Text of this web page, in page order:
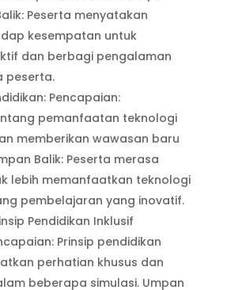
Peserta menyatakan
kesempatan untuk
dan berbagi pengalaman
peserta.
Pencapaian:
pemanfaatan teknologi
memberikan wawasan baru
Balik: Peserta merasa
lebih memanfaatkan teknologi
pembelajaran yang inovatif.
Pendidikan Inklusif
Prinsip pendidikan
perhatian khusus dan
beberapa simulasi. Umpan